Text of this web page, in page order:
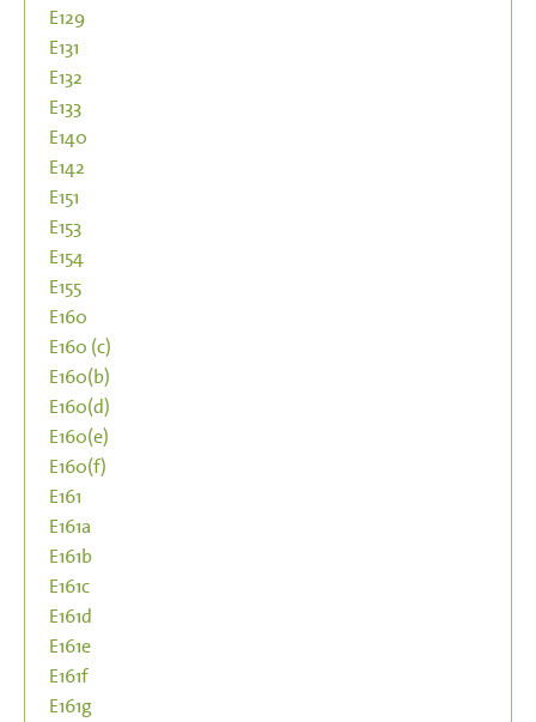
E129
E131
E132
E133
E140
E142
E151
E153
E154
E155
E160
E160 (c)
E160(b)
E160(d)
E160(e)
E160(f)
E161
E161a
E161b
E161c
E161d
E161e
E161f
E161g